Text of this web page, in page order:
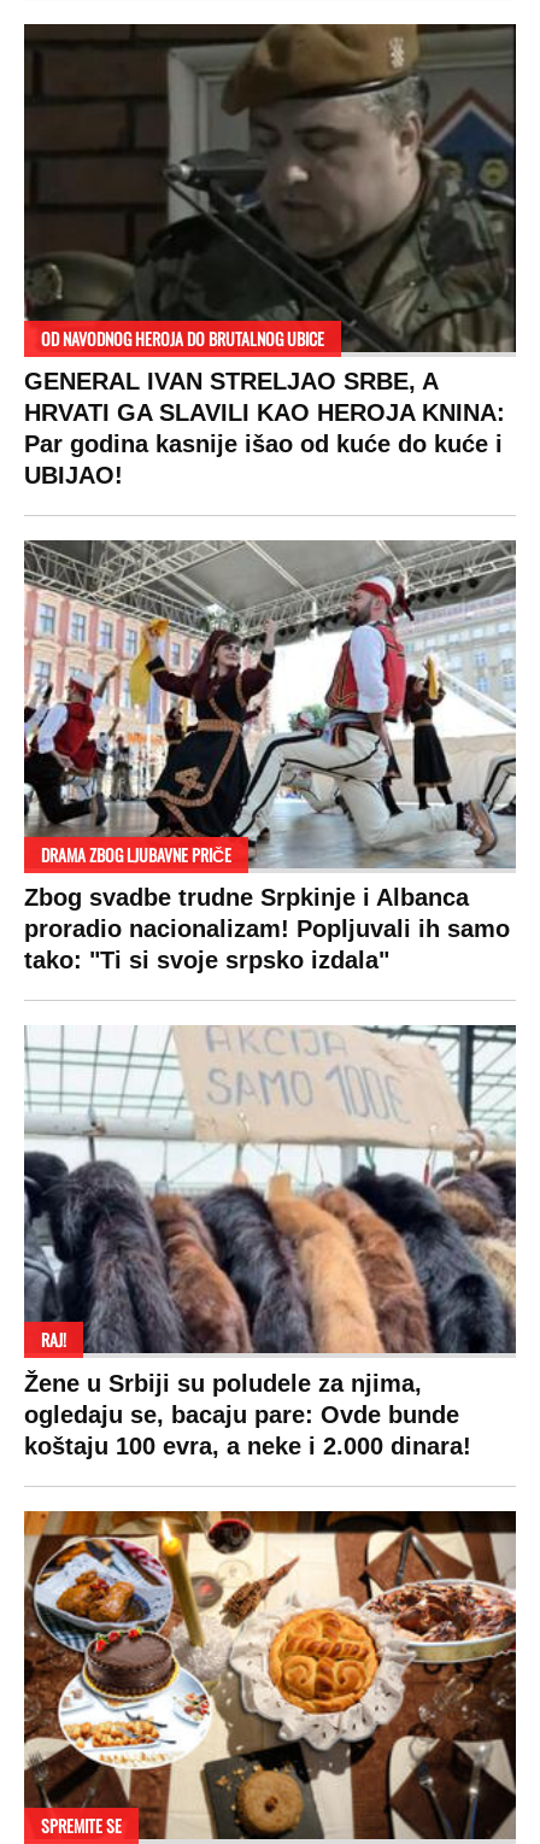
SPREMITE SE
Za posnu slavsku trpezu ove godine treba
izdvojiti ozbiljnu sumu novca: Nečija cela
plata ode na svega 20 gostiju
VESTI
Politika
Ekonomija
Beograd
Zasadi drvo
Kosovo
Sudbine
SHOWBIZ
Kviz
SPORT
Ostali sportovi
Navijači
Showtime
VIRALNO
LIFESTYLE
Život
Ljubav
Zdravlje
Hi-Tech
Kultura
SVET
Planeta
Globalno zagrevanje
Hrvatska
BiH
Crna Gora
Makedonija
MONDO INC.
Impressum
Kontakt
Marketing
Politika o kolačićima
Uslovi korišćenja
Politika privatnosti
Terms of service
Prijatelji sajta
Pratite nas na:
Copyright © Espreso.co.rs 2026. Sva prava zadržana. Mondo inc.